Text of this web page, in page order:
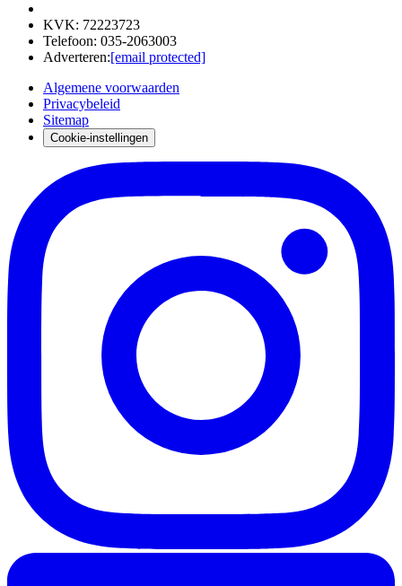
KVK: 72223723
Telefoon: 035-2063003
Adverteren:[email protected]
Algemene voorwaarden
Privacybeleid
Sitemap
Cookie-instellingen